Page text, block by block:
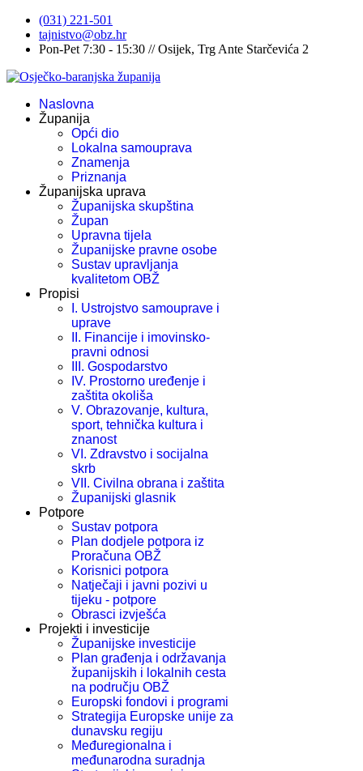
(031) 221-501
tajnistvo@obz.hr
Pon-Pet 7:30 - 15:30 // Osijek, Trg Ante Starčevića 2
Naslovna
Županija
Opći dio
Lokalna samouprava
Znamenja
Priznanja
Županijska uprava
Županijska skupština
Župan
Upravna tijela
Županijske pravne osobe
Sustav upravljanja
kvalitetom OBŽ
Propisi
I. Ustrojstvo samouprave i
uprave
II. Financije i imovinsko-
pravni odnosi
III. Gospodarstvo
IV. Prostorno uređenje i
zaštita okoliša
V. Obrazovanje, kultura,
sport, tehnička kultura i
znanost
VI. Zdravstvo i socijalna
skrb
VII. Civilna obrana i zaštita
Županijski glasnik
Potpore
Sustav potpora
Plan dodjele potpora iz
Proračuna OBŽ
Korisnici potpora
Natječaji i javni pozivi u
tijeku - potpore
Obrasci izvješća
Projekti i investicije
Županijske investicije
Plan građenja i održavanja
županijskih i lokalnih cesta
na području OBŽ
Europski fondovi i programi
Strategija Europske unije za
dunavsku regiju
Međuregionalna i
međunarodna suradnja